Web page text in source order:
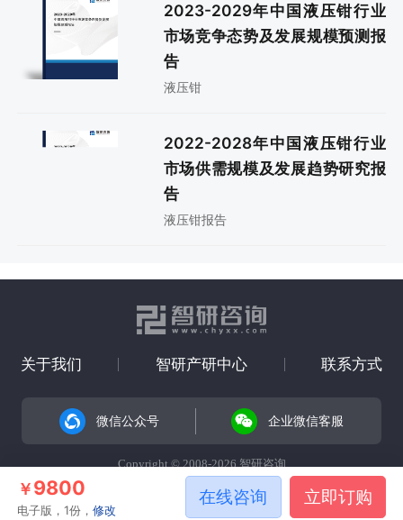
2023-2029年中国液压钳行业
市场竞争态势及发展规模预测报
告
液压钳
2022-2028年中国液压钳行业
市场供需规模及发展趋势研究报
告
液压钳报告
￥9800
电子版，1份，修改
在线咨询 立即订购
关于我们 智研产研中心 联系方式
微信公众号 企业微信客服
Copyright © 2008-2026 智研咨询